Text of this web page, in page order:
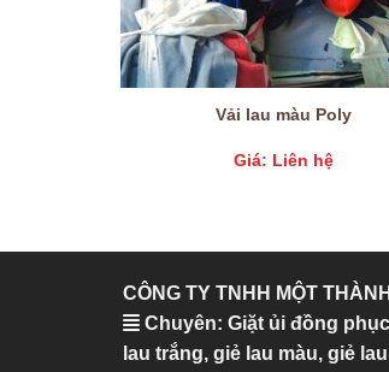
Vải lau màu Poly
Giá: Liên hệ
CÔNG TY TNHH MỘT
Chuyên: Giặt ủi đồng
lau trắng, giẻ lau màu, giẻ